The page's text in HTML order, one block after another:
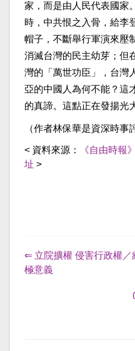
家，而是由人民代表國家
時，中共恨之入骨，給李
帽子，不斷舉行軍演來壓
消滅台灣的民主幼芽；但
灣的「萬世功臣」，台灣
亞的中國人為何不能？這
的真諦。這點正在發揚光
（作者林保華是資深時事
< 資料來源： 《自由時報
址 >
⇐ 立院擴權 侵害行政權
極意義